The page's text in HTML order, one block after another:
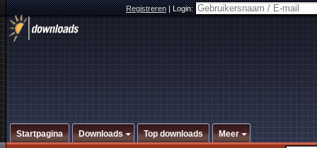
Registreren|Login:
Startpagina Downloads Top downloads Meer